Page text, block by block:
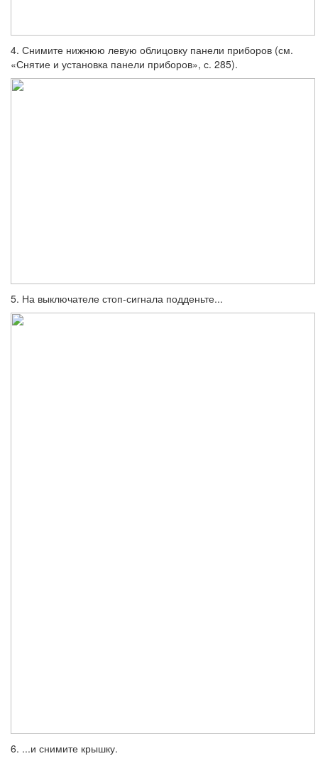
4. Снимите нижнюю левую облицовку па­нели приборов (см.
«Снятие и установка па­нели приборов», с. 285).
5. На выключателе стоп-сигнала подде­ньте...
6. ...и снимите крышку.